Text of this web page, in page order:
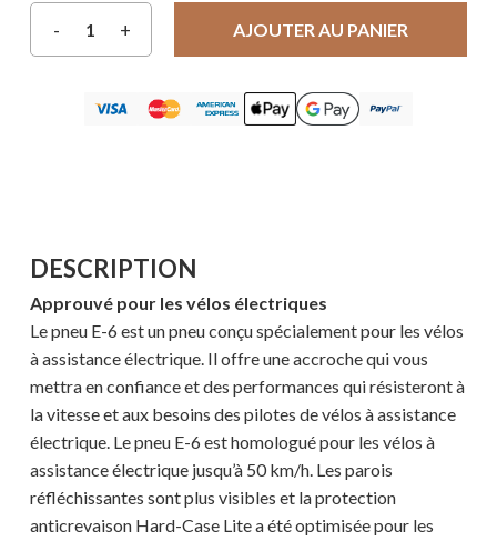
AJOUTER AU PANIER
DESCRIPTION
Approuvé pour les vélos électriques
Le pneu E-6 est un pneu conçu spécialement pour les vélos
à assistance électrique. Il offre une accroche qui vous
mettra en confiance et des performances qui résisteront à
la vitesse et aux besoins des pilotes de vélos à assistance
électrique. Le pneu E-6 est homologué pour les vélos à
assistance électrique jusqu’à 50 km/h. Les parois
réfléchissantes sont plus visibles et la protection
anticrevaison Hard-Case Lite a été optimisée pour les